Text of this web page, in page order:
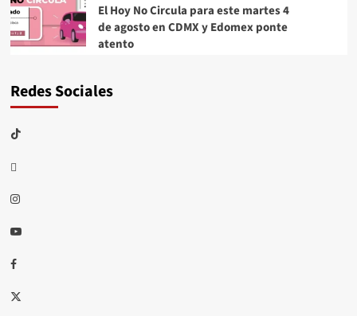
El Hoy No Circula para este martes 4
de agosto en CDMX y Edomex ponte
atento
Redes Sociales
TikTok
threads
Instagram
Youtube
Facebook
X